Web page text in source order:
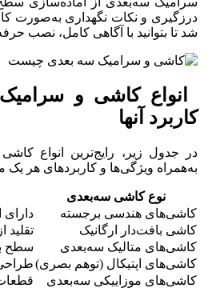
درزگیری و نکات نگهداری به‌صورت
شد تا بتوانید با آگاهی کامل، نصب
کاربرد آنها
به‌همراه ویژگی‌ها و کاربردهای هر یک
نوع کاشی سه‌بعدی
کاشی‌های هندسی برجسته
کاشی بافت‌دار ارگانیک
کاشی‌های متالیک سه‌بعدی
سطح
کاشی‌های اپتیکال (توهم بصری)
کاشی‌های موزاییکی سه‌بعدی